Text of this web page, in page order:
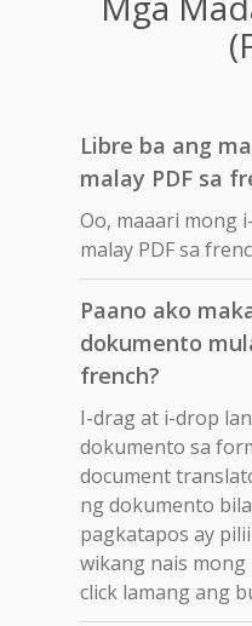
Libre ba ang
malay PDF sa
Oo, maaari mong
malay PDF sa
Paano ako
dokumento
french?
I-drag at i-drop
dokumento sa
document
ng dokumento
pagkatapos ay
wikang nais
click lamang ang